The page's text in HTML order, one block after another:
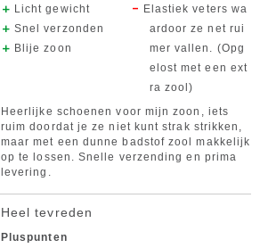
Licht gewicht
Snel verzonden
Blije zoon
Elastiek veters wa
ardoor ze net rui
mer vallen. (Opg
elost met een ext
ra zool)
Heerlijke schoenen voor mijn zoon, iets
ruim doordat je ze niet kunt strak strikken,
maar met een dunne badstof zool makkelijk
op te lossen. Snelle verzending en prima
levering.
Heel tevreden
Pluspunten